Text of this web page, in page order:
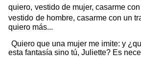
quiero, vestido de mujer, casarme
vestido de hombre, casarme con un
quiero más...
Quiero que una mujer me imite: y
esta fantasía sino tú, Juliette? Es